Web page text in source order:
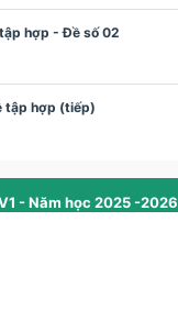
hợp - Đề số 02
tập hợp (tiếp)
- Năm học 2025 -2026